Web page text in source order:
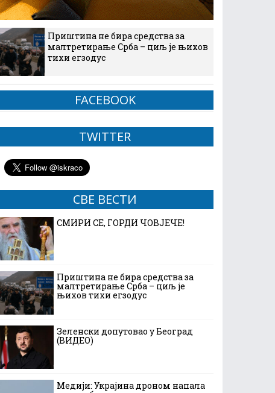
Приштина не бира средства за
малтретирање Срба – циљ је њихов
тихи егзодус
FACEBOOK
TWITTER
СВЕ ВЕСТИ
СМИРИ СЕ, ГОРДИ ЧОВЈЕЧЕ!
Приштина не бира средства за
малтретирање Срба – циљ је
њихов тихи егзодус
Зеленски допутовао у Београд
(ВИДЕО)
Медији: Украјина дроном напала